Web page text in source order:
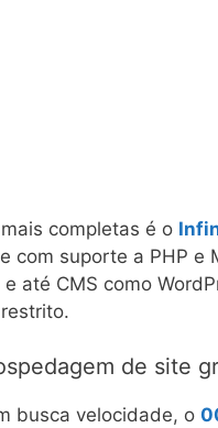
completas é o
com suporte a PHP e
até CMS como
de site
busca velocidade, o